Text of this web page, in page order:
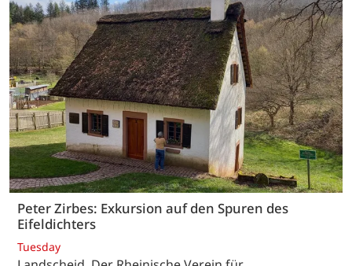
Peter Zirbes: Exkursion auf den Spuren des
Eifeldichters
Tuesday